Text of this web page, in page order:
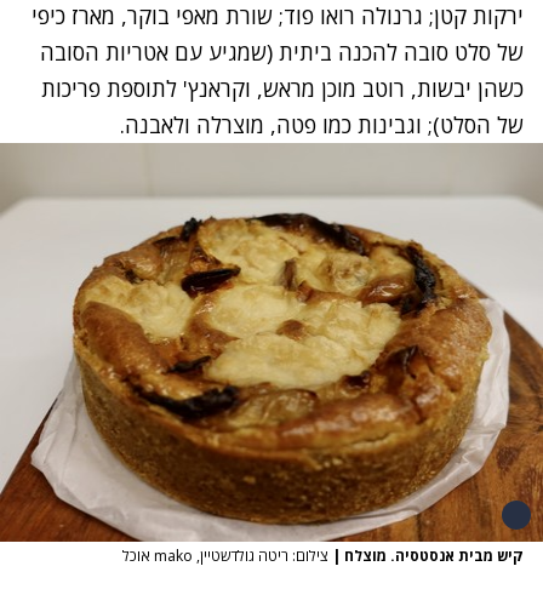
ירקות קטן; גרנולה רואו פוד; שורת מאפי בוקר, מארז כיפי
של סלט סובה להכנה ביתית (שמגיע עם אטריות הסובה
כשהן יבשות, רוטב מוכן מראש, וקראנץ' לתוספת פריכות
של הסלט); וגבינות כמו פטה, מוצרלה ולאבנה.
קיש מבית אנסטסיה. מוצלח | צילום: ריטה גולדשטיין, mako אוכל